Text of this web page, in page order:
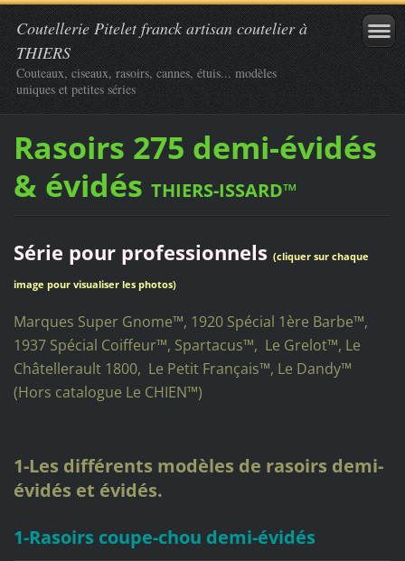
Coutellerie Pitelet franck artisan coutelier à
THIERS
Couteaux, ciseaux, rasoirs, cannes, étuis... modèles
uniques et petites séries
Rasoirs 275 demi-évidés
& évidés THIERS-ISSARD™
Série pour professionnels (cliquer sur chaque
image pour visualiser les photos)
Marques Super Gnome™, 1920 Spécial 1ère Barbe™,
1937 Spécial Coiffeur™, Spartacus™, Le Grelot™, Le
Châtellerault 1800, Le Petit Français™, Le Dandy™
(Hors catalogue Le CHIEN™)
1-Les différents modèles de rasoirs demi-
évidés et évidés.
1-Rasoirs coupe-chou demi-évidés